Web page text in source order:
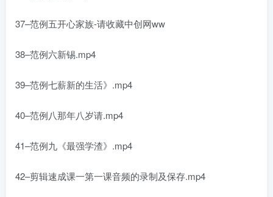
37–范例五开心家族-请收藏中创网ww
38–范例六新锡.mp4
39–范例七薪新的生活》.mp4
40–范例八那年八岁请.mp4
41–范例九《最强学渣》.mp4
42–剪辑速成课一第一课音频的录制及保存.mp4